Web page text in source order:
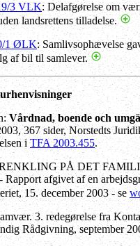
3 VLK: Delafgørelse om
landsrettens tilladelse.
1 ØLK: Samlivsophævelse
af bil til samlever.
Vårdnad, boende och
367 sider, Norstedts
iTFA 2003.455.
PÅ DET
afgivet af en
15. december 2003 - se
3. redegørelse fra
Rådgivning, september